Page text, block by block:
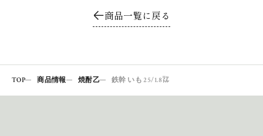
商品一覧に戻る
TOP 商品情報 焼酎乙 鉄幹 いも 25/1.8㍑